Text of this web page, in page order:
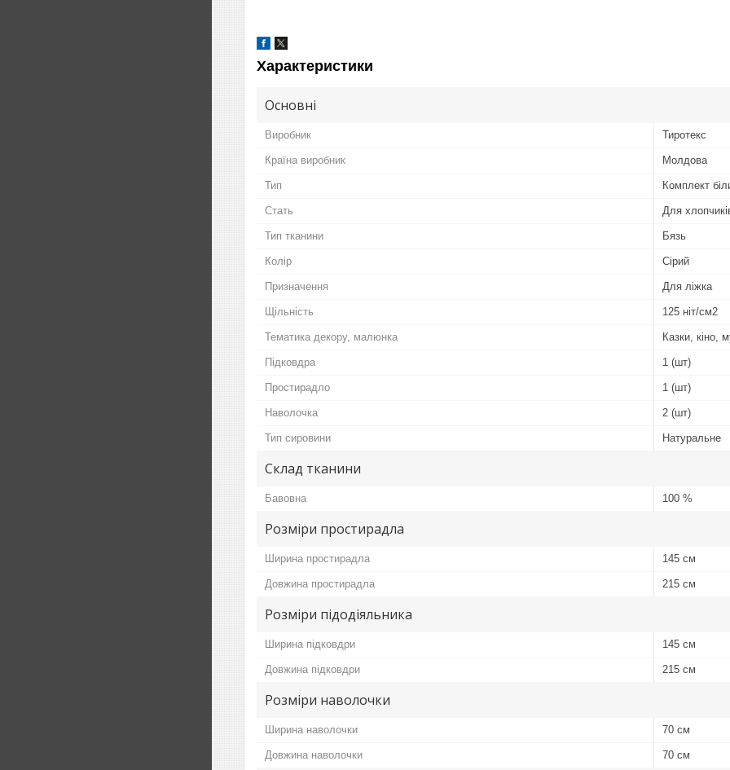
Характеристики
Основні
Виробник Тиротекс
Країна виробник Молдова
Тип Комплект
Стать Для
Тип тканини Бязь
Колір Сірий
Призначення Для ліжка
Щільність 125 ніт/см2
Тематика декору, малюнка Казки, кіно,
Підковдра 1 (шт)
Простирадло 1 (шт)
Наволочка 2 (шт)
Тип сировини Натуральне
Склад тканини
Бавовна 100 %
Розміри простирадла
Ширина простирадла 145 см
Довжина простирадла 215 см
Розміри підодіяльника
Ширина підковдри 145 см
Довжина підковдри 215 см
Розміри наволочки
Ширина наволочки 70 см
Довжина наволочки 70 см